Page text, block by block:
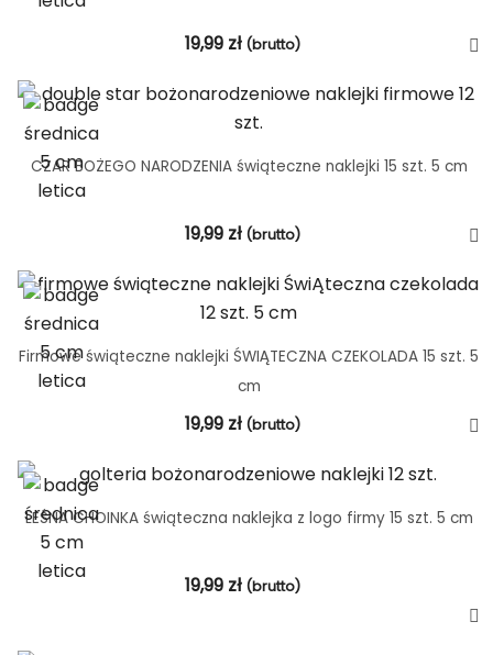
19,99 zł (brutto)
CZAR BOŻEGO NARODZENIA świąteczne naklejki 15 szt. 5 cm
19,99 zł (brutto)
Firmowe świąteczne naklejki ŚWIĄTECZNA CZEKOLADA 15 szt. 5
cm
19,99 zł (brutto)
LEŚNA CHOINKA świąteczna naklejka z logo firmy 15 szt. 5 cm
19,99 zł (brutto)